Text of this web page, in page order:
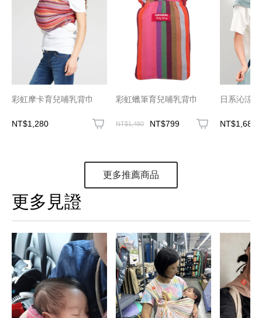
彩虹摩卡育兒哺乳背巾
NT$1,280
彩虹蠟筆育兒哺乳背巾
NT$1,480 NT$799
日系沁涼
NT$1,680
更多推薦商品
更多見證